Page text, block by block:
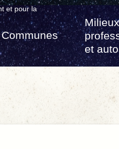
et pour la
Communes
Milieux
et